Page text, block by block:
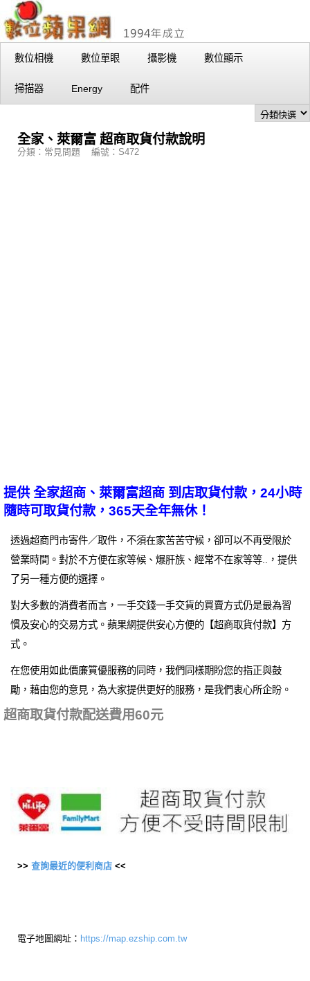
數位相機 數位單眼 攝影機 數位顯示
掃描器 Energy 配件
全家、萊爾富 超商取貨付款說明
分類：常見問題 編號：S472
提供 全家超商、萊爾富超商 到店取貨付款，24小時
隨時可取貨付款，365天全年無休！
透過超商門市寄件／取件，不須在家苦苦守候，卻可以不再受限於
營業時間。對於不方便在家等候、爆肝族、經常不在家等等..，提供
了另一種方便的選擇。
對大多數的消費者而言，一手交錢一手交貨的買賣方式仍是最為習
慣及安心的交易方式。蘋果網提供安心方便的【超商取貨付款】方
式。
在您使用如此價廉質優服務的同時，我們同樣期盼您的指正與鼓
勵，藉由您的意見，為大家提供更好的服務，是我們衷心所企盼。
超商取貨付款配送費用60元
>> 查詢最近的便利商店 <<
電子地圖網址： https://map.ezship.com.tw